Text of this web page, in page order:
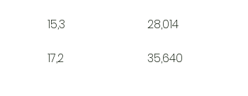
15,3 28,014
17,2 35,640